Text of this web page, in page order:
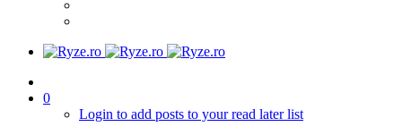
0
Login to add posts to your read later list